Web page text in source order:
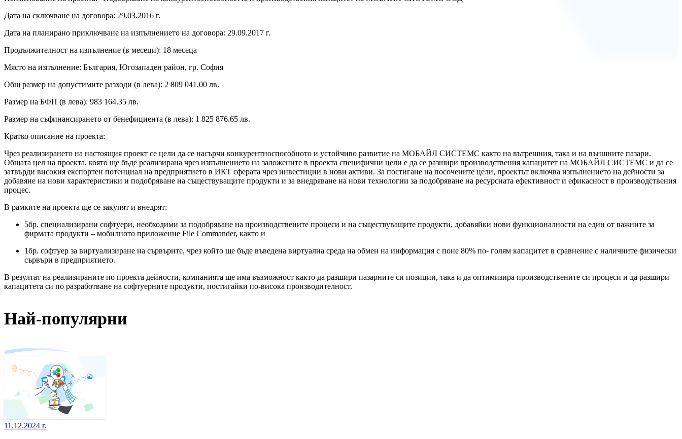
Дата на сключване на договора: 29.03.2016 г.
Дата на планирано приключване на изпълнението на договора: 29.09.2017 г.
Продължителност на изпълнение (в месеци): 18 месеца
Място на изпълнение: България, Югозападен район, гр. София
Общ размер на допустимите разходи (в лева): 2 809 041.00 лв.
Размер на БФП (в лева): 983 164.35 лв.
Размер на съфинансирането от бенефициента (в лева): 1 825 876.65 лв.
Кратко описание на проекта:
Чрез реализирането на настоящия проект се цели да се насърчи конкурентноспособното и устойчиво развитие на МОБАЙЛ СИСТЕМС както на вътрешния, така и на външните пазари.
Общата цел на проекта, която ще бъде реализирана чрез изпълнението на заложените в проекта специфични цели е да се разшири производствения капацитет на МОБАЙЛ СИСТЕМС и да се
затвърди високия експортен потенциал на предприятието в ИКТ сферата чрез инвестиции в нови активи. За постигане на посочените цели, проектът включва изпълнението на дейности за
добавяне на нови характеристики и подобряване на съществуващите продукти и за внедряване на нови технологии за подобряване на ресурсната ефективност и ефикасност в производствения
процес.
В рамките на проекта ще се закупят и внедрят:
5бр. специализирани софтуери, необходими за подобряване на производствените процеси и на съществуващите продукти, добавяйки нови функционалности на един от важните за
фирмата продукти – мобилното приложение File Commander, както и
1бр. софтуер за виртуализиране на сървърите, чрез който ще бъде въведена виртуална среда на обмен на информация с поне 80% по- голям капацитет в сравнение с наличните физически
сървъри в предприятието.
В резултат на реализираните по проекта дейности, компанията ще има възможност както да разшири пазарните си позиции, така и да оптимизира производствените си процеси и да разшири
капацитета си по разработване на софтуерните продукти, постигайки по-висока производителност.
Най-популярни
11.12.2024 г.